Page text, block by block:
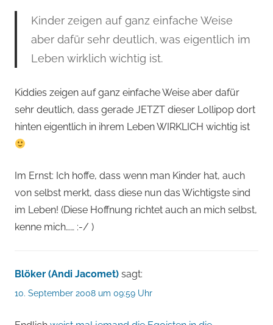
Kinder zeigen auf ganz einfache Weise
aber dafür sehr deutlich, was eigentlich im
Leben wirklich wichtig ist.
Kiddies zeigen auf ganz einfache Weise aber dafür
sehr deutlich, dass gerade JETZT dieser Lollipop dort
hinten eigentlich in ihrem Leben WIRKLICH wichtig ist
Im Ernst: Ich hoffe, dass wenn man Kinder hat, auch
von selbst merkt, dass diese nun das Wichtigste sind
im Leben! (Diese Hoffnung richtet auch an mich selbst,
kenne mich…… :-/ )
Blöker (Andi Jacomet) sagt:
10. September 2008 um 09:59 Uhr